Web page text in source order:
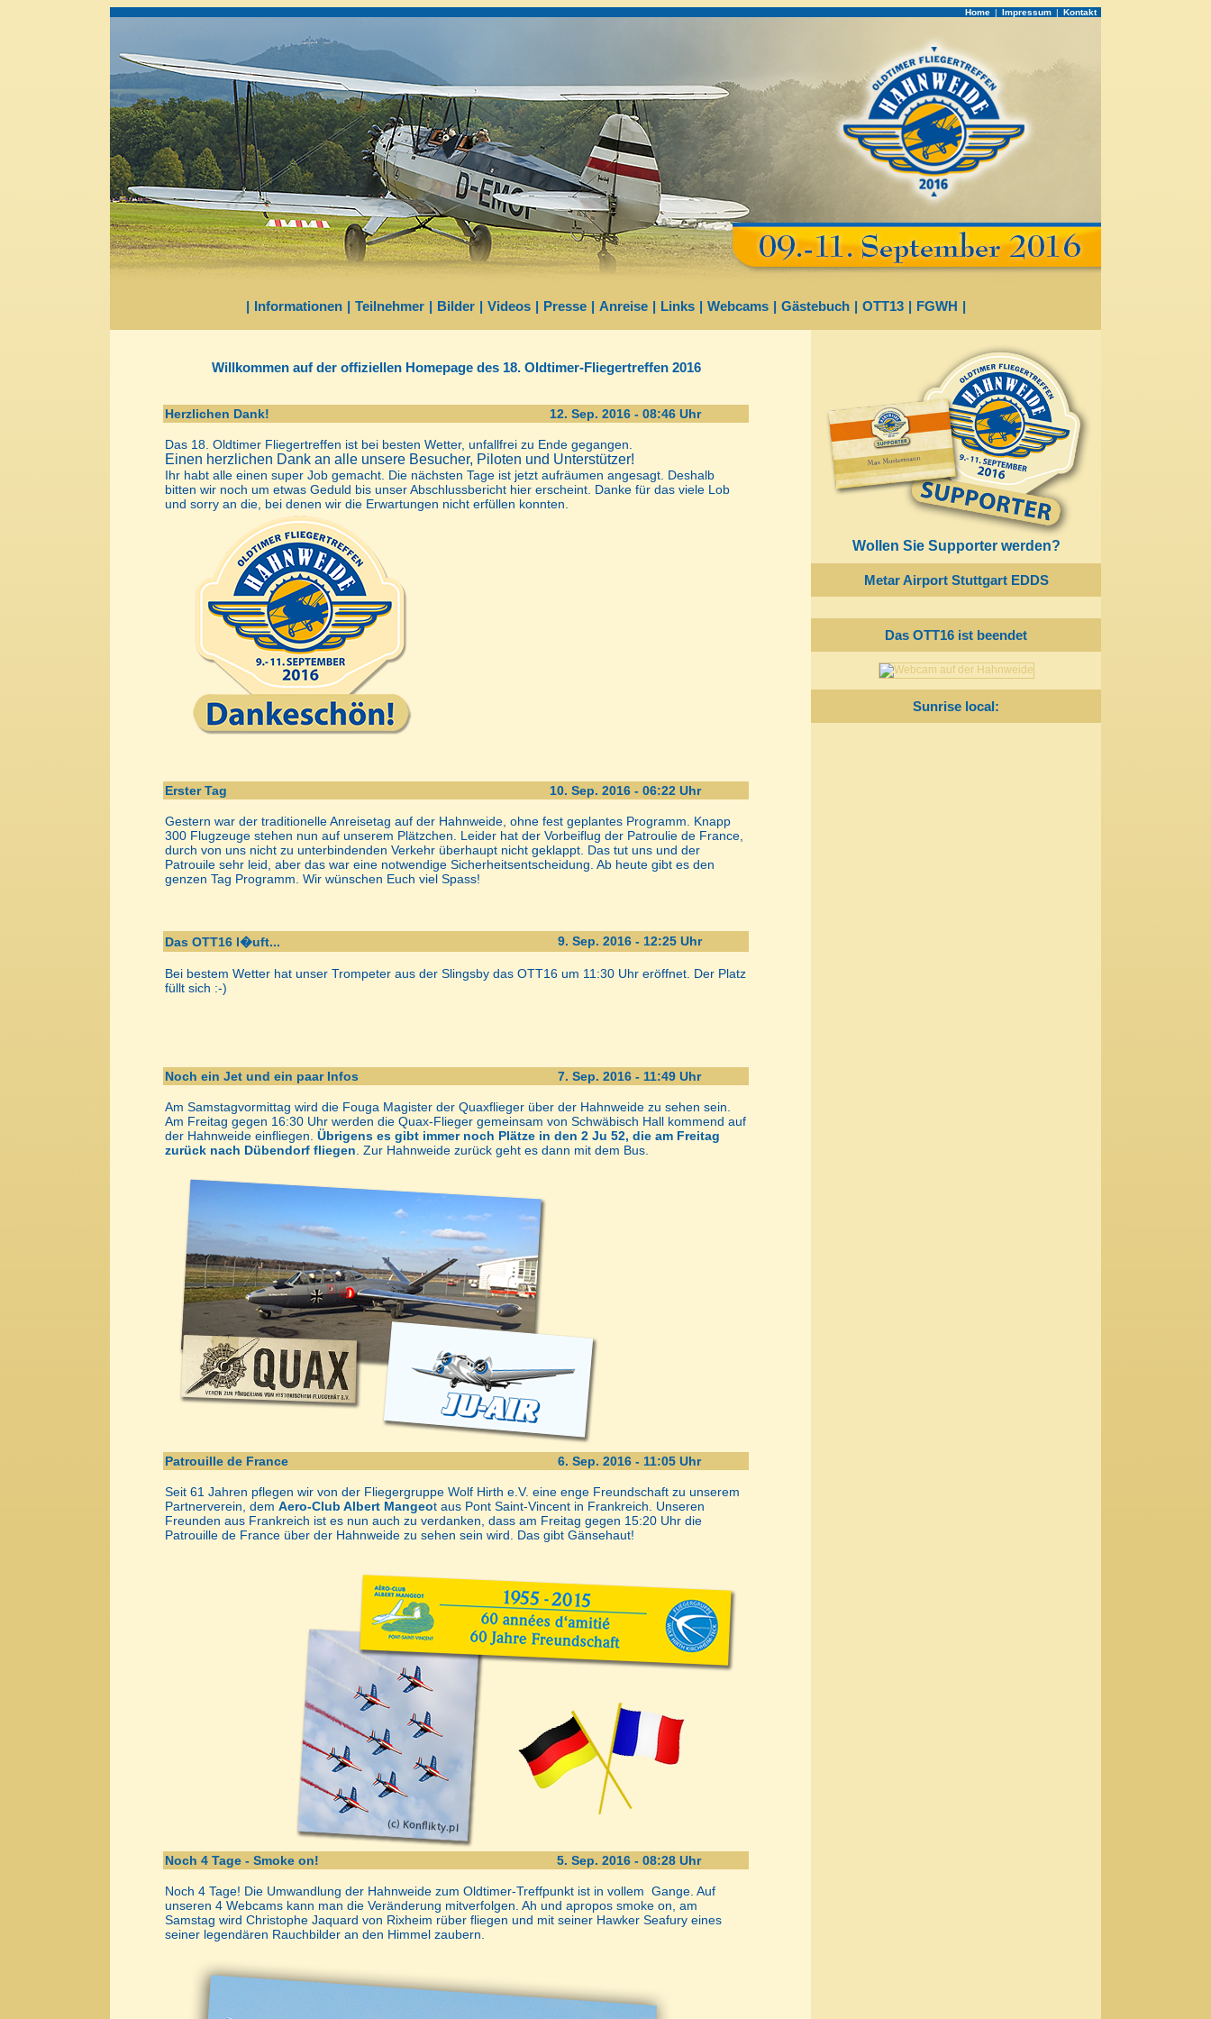
Home | Impressum | Kontakt
| Informationen | Teilnehmer | Bilder | Videos | Presse | Anreise | Links | Webcams | Gästebuch | OTT13 | FGWH |
Willkommen auf der offiziellen Homepage des 18. Oldtimer-Fliegertreffen 2016
Herzlichen Dank! 12. Sep. 2016 - 08:46 Uhr
Das 18. Oldtimer Fliegertreffen ist bei besten Wetter, unfallfrei zu Ende gegangen.
Einen herzlichen Dank an alle unsere Besucher, Piloten und Unterstützer!
Ihr habt alle einen super Job gemacht. Die nächsten Tage ist jetzt aufräumen angesagt. Deshalb
bitten wir noch um etwas Geduld bis unser Abschlussbericht hier erscheint. Danke für das viele Lob
und sorry an die, bei denen wir die Erwartungen nicht erfüllen konnten.
Erster Tag 10. Sep. 2016 - 06:22 Uhr
Gestern war der traditionelle Anreisetag auf der Hahnweide, ohne fest geplantes Programm. Knapp
300 Flugzeuge stehen nun auf unserem Plätzchen. Leider hat der Vorbeiflug der Patroulie de France,
durch von uns nicht zu unterbindenden Verkehr überhaupt nicht geklappt. Das tut uns und der
Patrouile sehr leid, aber das war eine notwendige Sicherheitsentscheidung. Ab heute gibt es den
genzen Tag Programm. Wir wünschen Euch viel Spass!
Das OTT16 l�uft... 9. Sep. 2016 - 12:25 Uhr
Bei bestem Wetter hat unser Trompeter aus der Slingsby das OTT16 um 11:30 Uhr eröffnet. Der Platz
füllt sich :-)
Noch ein Jet und ein paar Infos 7. Sep. 2016 - 11:49 Uhr
Am Samstagvormittag wird die Fouga Magister der Quaxflieger über der Hahnweide zu sehen sein.
Am Freitag gegen 16:30 Uhr werden die Quax-Flieger gemeinsam von Schwäbisch Hall kommend auf
der Hahnweide einfliegen. Übrigens es gibt immer noch Plätze in den 2 Ju 52, die am Freitag
zurück nach Dübendorf fliegen . Zur Hahnweide zurück geht es dann mit dem Bus.
Patrouille de France 6. Sep. 2016 - 11:05 Uhr
Seit 61 Jahren pflegen wir von der Fliegergruppe Wolf Hirth e.V. eine enge Freundschaft zu unserem
Partnerverein, dem Aero-Club Albert Mangeot aus Pont Saint-Vincent in Frankreich. Unseren
Freunden aus Frankreich ist es nun auch zu verdanken, dass am Freitag gegen 15:20 Uhr die
Patrouille de France über der Hahnweide zu sehen sein wird. Das gibt Gänsehaut!
Noch 4 Tage - Smoke on! 5. Sep. 2016 - 08:28 Uhr
Noch 4 Tage! Die Umwandlung der Hahnweide zum Oldtimer-Treffpunkt ist in vollem Gange. Auf
unseren 4 Webcams kann man die Veränderung mitverfolgen. Ah und apropos smoke on, am
Samstag wird Christophe Jaquard von Rixheim rüber fliegen und mit seiner Hawker Seafury eines
seiner legendären Rauchbilder an den Himmel zaubern.
Wollen Sie Supporter werden?
Metar Airport Stuttgart EDDS
Das OTT16 ist beendet
Sunrise local: